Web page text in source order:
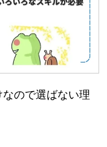
ので選ばない理